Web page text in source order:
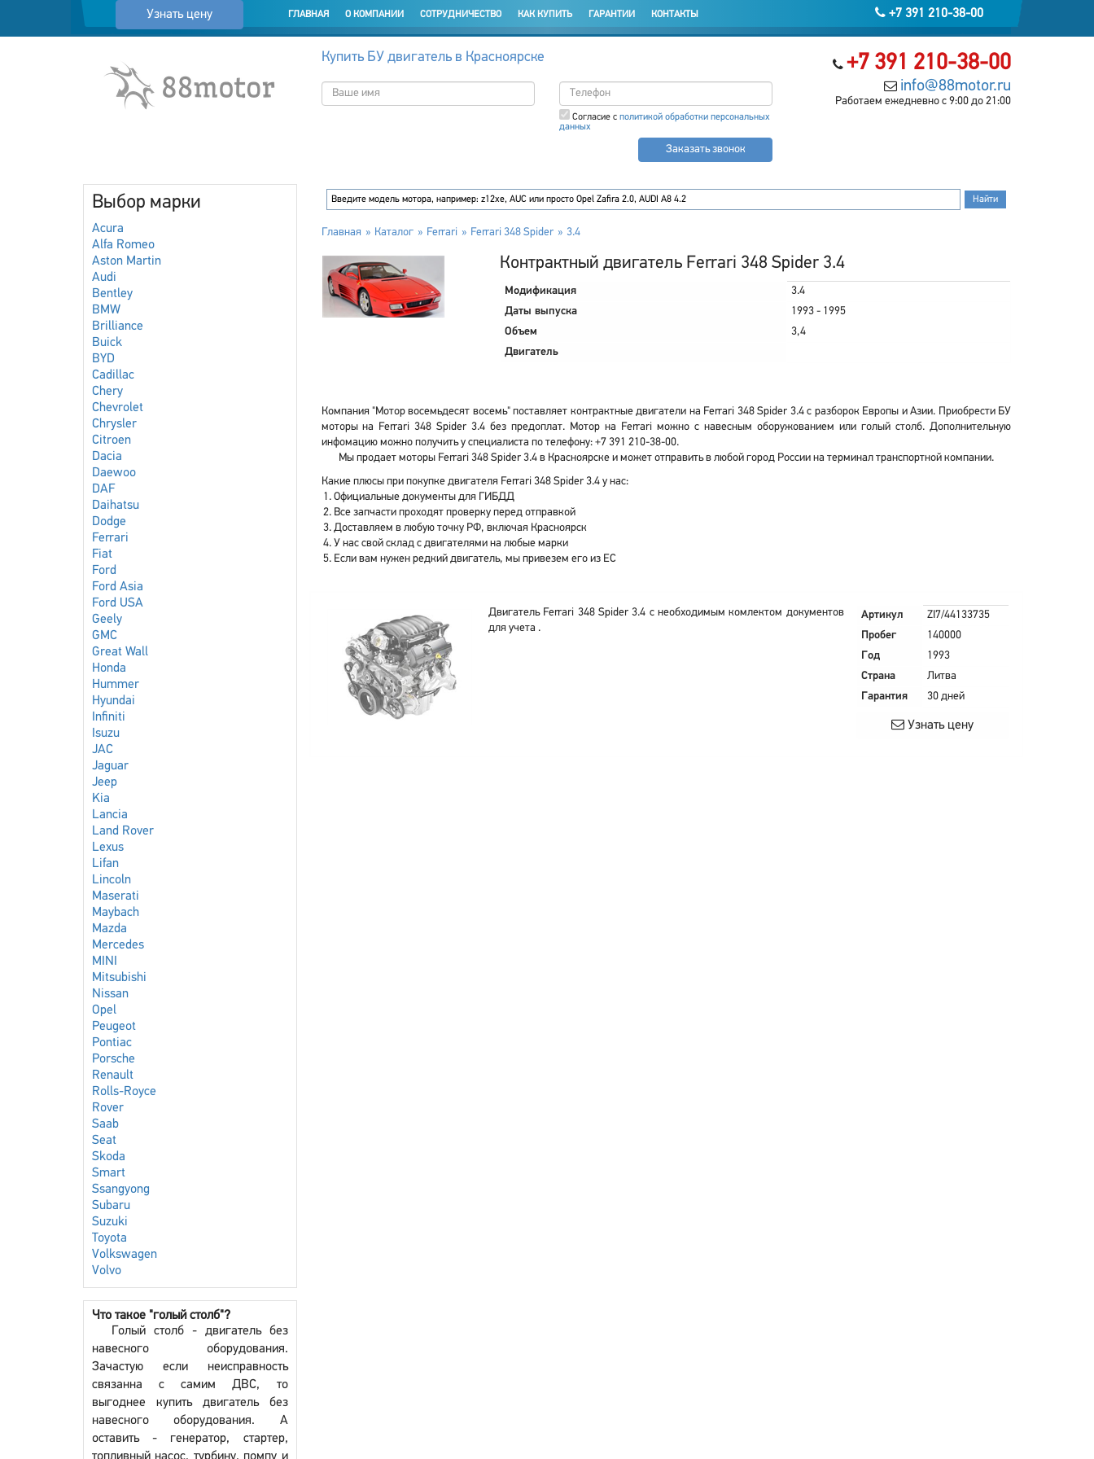
Узнать цену +7 391 210-38-00
ГЛАВНАЯ О КОМПАНИИ СОТРУДНИЧЕСТВО КАК КУПИТЬ ГАРАНТИИ КОНТАКТЫ
+7 391 210-38-00
info@88motor.ru
Работаем ежедневно с 9:00 до 21:00
Купить БУ двигатель в Красноярске
Согласие с политикой обработки персональных
данных
Заказать звонок
Выбор марки
Acura
Alfa Romeo
Aston Martin
Audi
Bentley
BMW
Brilliance
Buick
BYD
Cadillac
Chery
Chevrolet
Chrysler
Citroen
Dacia
Daewoo
DAF
Daihatsu
Dodge
Ferrari
Fiat
Ford
Ford Asia
Ford USA
Geely
GMC
Great Wall
Honda
Hummer
Hyundai
Infiniti
Isuzu
JAC
Jaguar
Jeep
Kia
Lancia
Land Rover
Lexus
Lifan
Lincoln
Maserati
Maybach
Mazda
Mercedes
MINI
Mitsubishi
Nissan
Opel
Peugeot
Pontiac
Porsche
Renault
Rolls-Royce
Rover
Saab
Seat
Skoda
Smart
Ssangyong
Subaru
Suzuki
Toyota
Volkswagen
Volvo
Что такое "голый столб"?
Голый столб - двигатель без
навесного оборудования.
Зачастую если неисправность
связанна с самим ДВС, то
выгоднее купить двигатель без
навесного оборудования. А
оставить - генератор, стартер,
Главная Каталог Ferrari Ferrari 348 Spider 3.4
Контрактный двигатель Ferrari 348 Spider 3.4
Модификация
3.4
Даты выпуска
1993 - 1995
Объем
3,4
Двигатель
Компания "Мотор восемьдесят восемь" поставляет контрактные двигатели на Ferrari 348 Spider 3.4 с разборок Европы и Азии. Приобрести БУ
моторы на Ferrari 348 Spider 3.4 без предоплат. Мотор на Ferrari можно с навесным оборужованием или голый столб. Дополнительную
инфомацию можно получить у специалиста по телефону: +7 391 210-38-00.
Мы продает моторы Ferrari 348 Spider 3.4 в Красноярске и может отправить в любой город России на терминал транспортной компании.
Какие плюсы при покупке двигателя Ferrari 348 Spider 3.4 у нас:
Официальные документы для ГИБДД
Все запчасти проходят проверку перед отправкой
Доставляем в любую точку РФ, включая Красноярск
У нас свой склад с двигателями на любые марки
Если вам нужен редкий двигатель, мы привезем его из ЕС
Двигатель Ferrari 348 Spider 3.4 с необходимым комлектом документов
для учета .
Артикул
ZI7/44133735
Пробег
140000
Год
1993
Страна
Литва
Гарантия
30 дней
Узнать цену